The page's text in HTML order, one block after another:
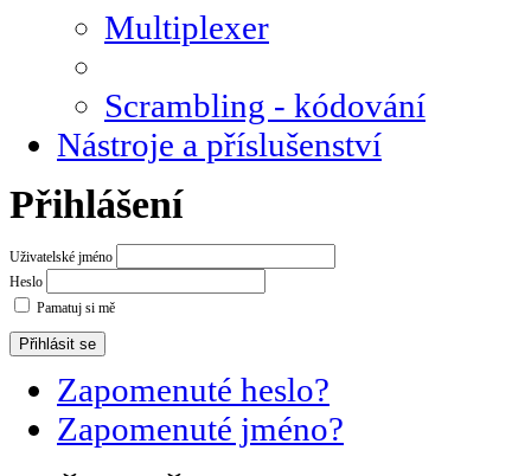
Multiplexer
Scrambling - kódování
Nástroje a příslušenství
Přihlášení
Uživatelské jméno
Heslo
Pamatuj si mě
Zapomenuté heslo?
Zapomenuté jméno?